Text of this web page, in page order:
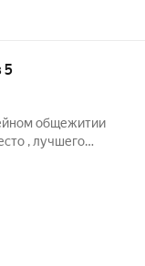
5
общежитии
, лучшего